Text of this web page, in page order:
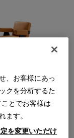
ARMCHAIR
ラウンジチェア
HOMMAGE Á PIERRE
Collection
、お客様にあっ
クを分析するた
とでお客様は
ます。
を変更いただけ